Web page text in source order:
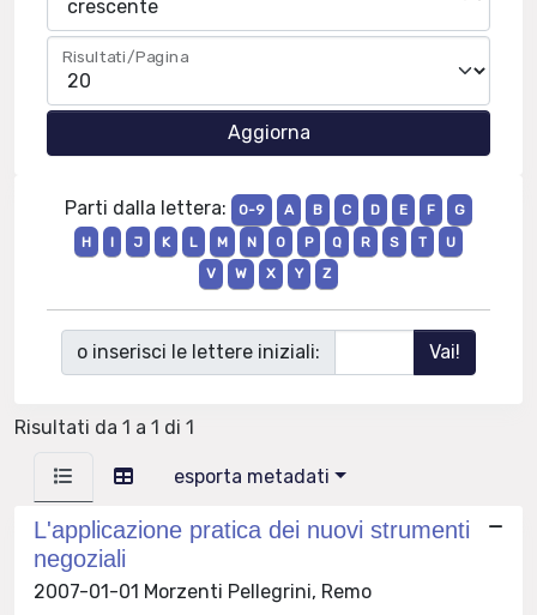
Risultati/Pagina
Parti dalla lettera: 0-9 A B C D E F
G
H
I J K L M N O P Q R S T
U
V
W X Y Z
o inserisci le lettere iniziali:
Risultati da 1 a 1 di 1
esporta metadati
L'applicazione pratica dei nuovi strumenti
negoziali
2007-01-01 Morzenti Pellegrini, Remo